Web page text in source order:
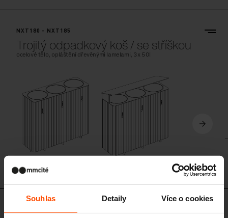
Souhlas Detaily Více o cookies
NXT180 - NXT185
Trojitý odpadkový koš / se stříškou
ocelové tělo, opláštění dřevěnými lamelami, 3x 50l